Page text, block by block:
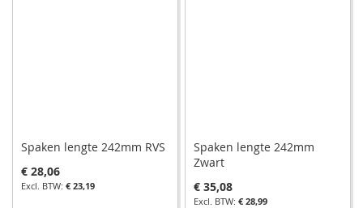
Spaken lengte 242mm RVS
€ 28,06
€ 23,19
Spaken lengte 242mm
Zwart
€ 35,08
€ 28,99